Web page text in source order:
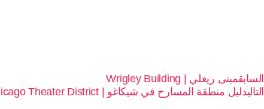
السابقمبنى ريغلي | Wrigley Building
التاليدليل منطقة المسارح في شيكاغو | A Guide to Chicago Theater District